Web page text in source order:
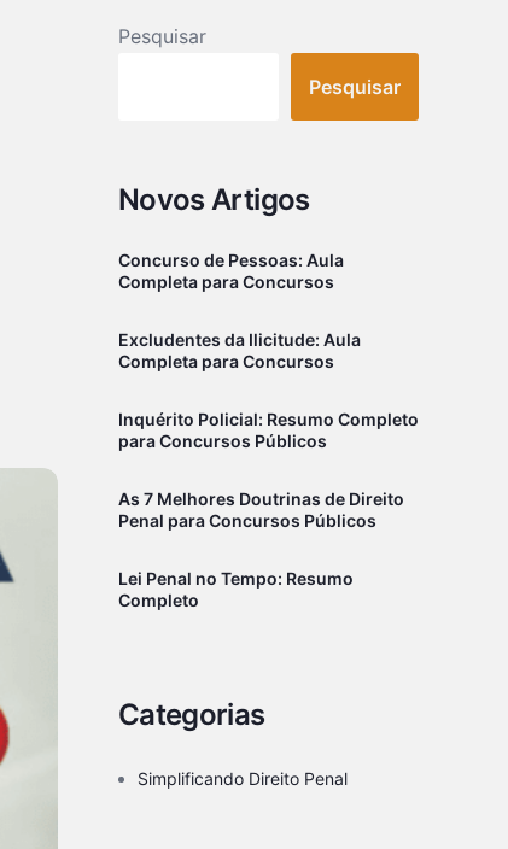
Pesquisar
Pesquisar
Novos Artigos
Concurso de Pessoas: Aula
Completa para Concursos
Excludentes da Ilicitude: Aula
Completa para Concursos
Inquérito Policial: Resumo Completo
para Concursos Públicos
As 7 Melhores Doutrinas de Direito
Penal para Concursos Públicos
Lei Penal no Tempo: Resumo
Completo
Categorias
Simplificando Direito Penal